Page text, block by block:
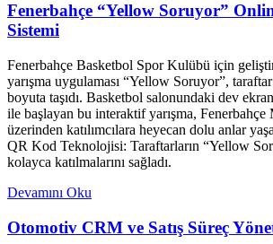
Fenerbahçe “Yellow Soruyor”
Sistemi
Fenerbahçe Basketbol Spor Kulübü için
yarışma uygulaması “Yellow Soruyor”,
boyuta taşıdı. Basketbol salonundaki dev
ile başlayan bu interaktif yarışma, Fenerbahçe
üzerinden katılımcılara heyecan dolu anlar
QR Kod Teknolojisi: Taraftarların “Yellow
kolayca katılmalarını sağladı.
Devamını Oku
Otomotiv CRM ve Satış Süreç